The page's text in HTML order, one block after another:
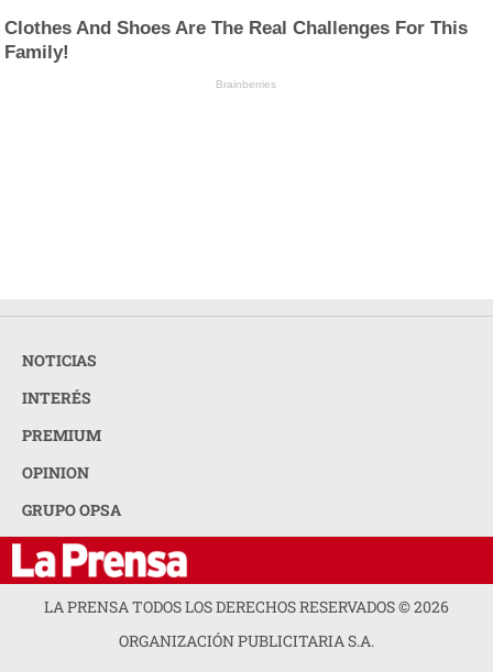
Clothes And Shoes Are The Real Challenges For This
Family!
Brainberries
NOTICIAS
INTERÉS
PREMIUM
OPINION
GRUPO OPSA
LA PRENSA TODOS LOS DERECHOS RESERVADOS ©2026
ORGANIZACIÓN PUBLICITARIA S.A.